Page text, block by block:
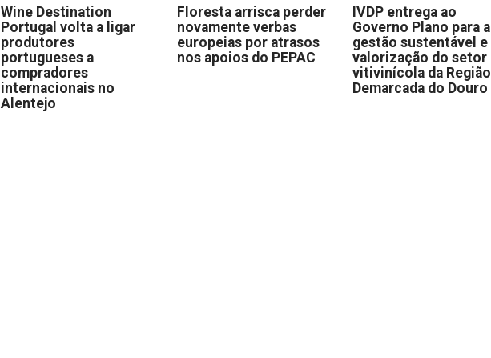
Wine Destination
Portugal volta a ligar
produtores
portugueses a
compradores
internacionais no
Alentejo
Floresta arrisca perder
novamente verbas
europeias por atrasos
nos apoios do PEPAC
IVDP entrega ao
Governo Plano para a
gestão sustentável e
valorização do setor
vitivinícola da Região
Demarcada do Douro